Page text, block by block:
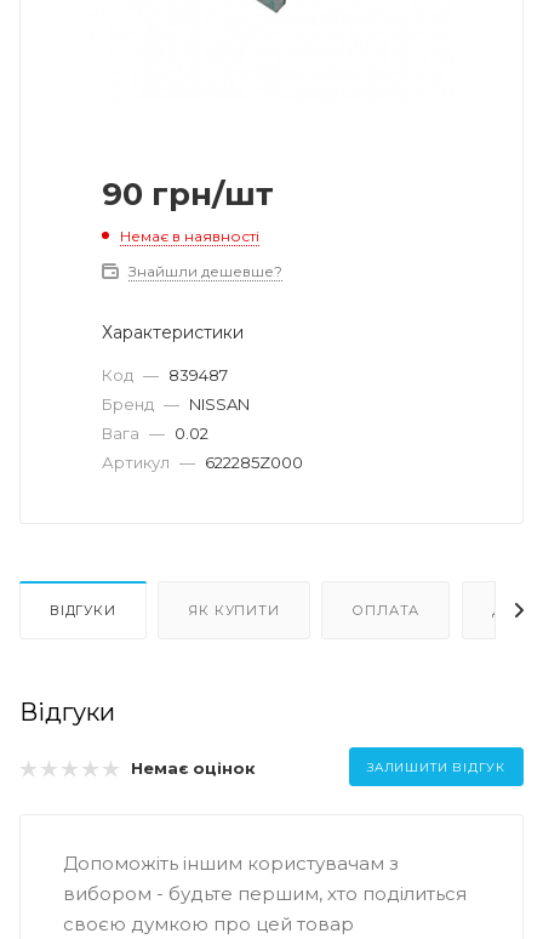
90 грн/шт
Немає в наявності
Знайшли дешевше?
Характеристики
Код — 839487
Бренд — NISSAN
Вага — 0.02
Артикул — 622285Z000
ВІДГУКИ ЯК КУПИТИ ОПЛАТА
Відгуки
Немає оцінок ЗАЛИШИТИ ВІДГУК
Допоможіть іншим користувачам з
вибором - будьте першим, хто поділиться
своєю думкою про цей товар